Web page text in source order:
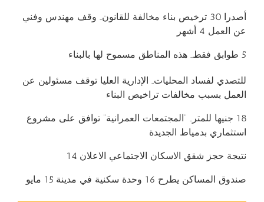
أصدرا 30 ترخيص بناء مخالفة للقانون.. وقف مهندس وفني
عن العمل 4 أشهر
5 طوابق فقط.. هذه المناطق مسموح لها بالبناء
للتصدي لفساد المحليات.. الإدارية العليا توقف مسئولين عن
العمل بسبب مخالفات تراخيص البناء
18 جنيها للمتر.. “المجتمعات العمرانية” توافق على مشروع
استثماري بدمياط الجديدة
نتيجة حجز شقق الاسكان الاجتماعي الاعلان 14
صندوق المساكن يطرح 16 وحدة سكنية في مدينة 15 مايو